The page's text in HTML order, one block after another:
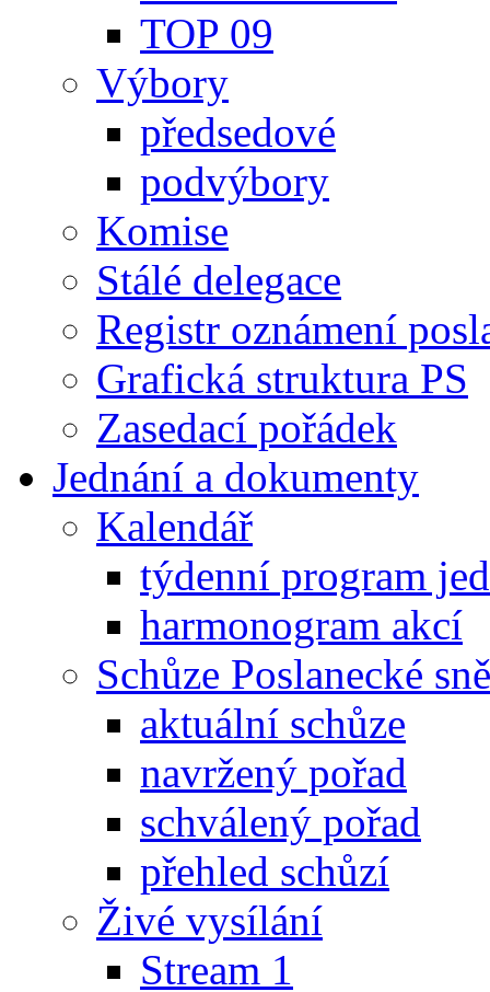
TOP 09
Výbory
předsedové
podvýbory
Komise
Stálé delegace
Registr oznámení
Grafická struktura PS
Zasedací pořádek
Jednání a dokumenty
Kalendář
týdenní program
harmonogram akcí
Schůze Poslanecké
aktuální schůze
navržený pořad
schválený pořad
přehled schůzí
Živé vysílání
Stream 1